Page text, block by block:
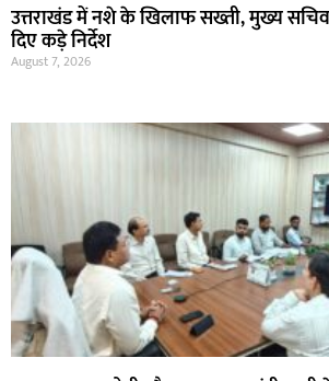
उत्तराखंड में नशे के खिलाफ सख्ती, मुख्य
दिए कड़े निर्देश
August 7, 2026